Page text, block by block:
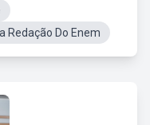
Redação Do Enem